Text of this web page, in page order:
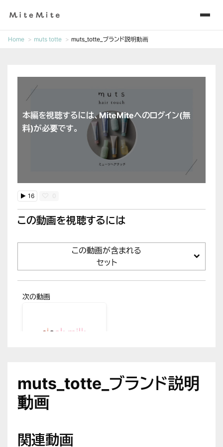
Home muts totte muts_totte_ブランド説明動画
本編を視聴するには、MiteMiteへのログイン(無
料)が必要です。
16 0
この動画を視聴するには
この動画が含まれる
セット
次の動画
明動画
muts_totte_ブランド説明
動画
関連動画